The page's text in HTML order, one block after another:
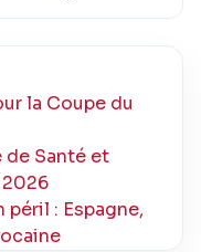
la Coupe du
de Santé et
2026
péril : Espagne,